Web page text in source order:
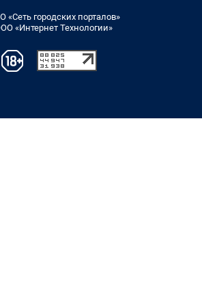
«Сеть городских порталов»
«Интернет Технологии»